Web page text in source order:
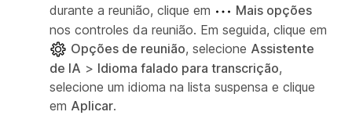
durante a reunião, clique em
Mais opções
nos controles da reunião. Em seguida, clique em
Opções de reunião, selecione Assistente
de IA > Idioma falado para transcrição,
selecione um idioma na lista suspensa e clique
em Aplicar.